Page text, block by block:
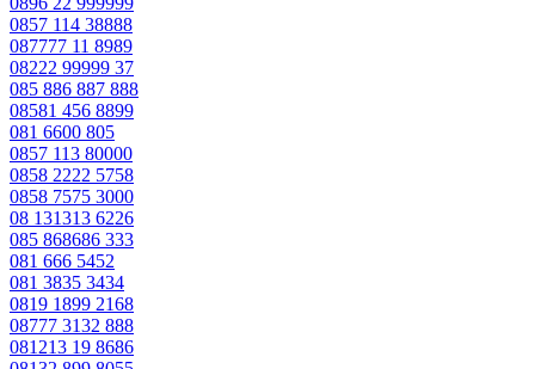
0857 114 38888
087777 11 8989
08222 99999 37
085 886 887 888
08581 456 8899
081 6600 805
0857 113 80000
0858 2222 5758
0858 7575 3000
08 131313 6226
085 868686 333
081 666 5452
081 3835 3434
0819 1899 2168
08777 3132 888
081213 19 8686